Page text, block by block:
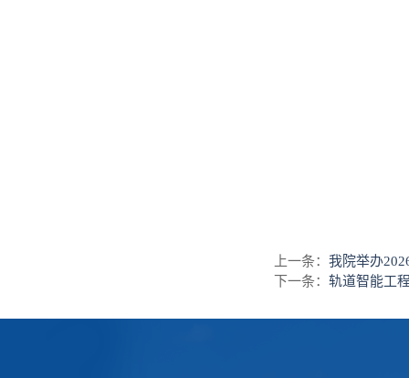
上一条： 我院举办
下一条： 轨道智能工